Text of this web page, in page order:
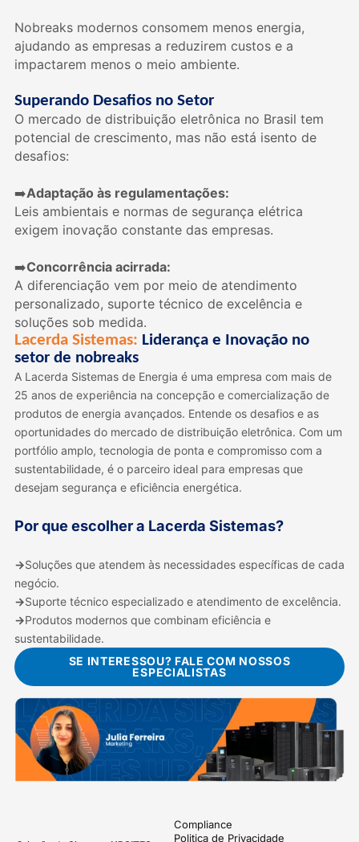
Nobreaks modernos consomem menos energia,
ajudando as empresas a reduzirem custos e a
impactarem menos o meio ambiente.
Superando Desafios no Setor
O mercado de distribuição eletrônica no Brasil tem
potencial de crescimento, mas não está isento de
desafios:
➡Adaptação às regulamentações:
Leis ambientais e normas de segurança elétrica
exigem inovação constante das empresas.
➡Concorrência acirrada:
A diferenciação vem por meio de atendimento
personalizado, suporte técnico de excelência e
soluções sob medida.
Lacerda Sistemas: Liderança e Inovação no
setor de nobreaks
A Lacerda Sistemas de Energia é uma empresa com mais de
25 anos de experiência na concepção e comercialização de
produtos de energia avançados. Entende os desafios e as
oportunidades do mercado de distribuição eletrônica. Com um
portfólio amplo, tecnologia de ponta e compromisso com a
sustentabilidade, é o parceiro ideal para empresas que
desejam segurança e eficiência energética.
Por que escolher a Lacerda Sistemas?
→Soluções que atendem às necessidades específicas de cada
negócio.
→Suporte técnico especializado e atendimento de excelência.
→Produtos modernos que combinam eficiência e
sustentabilidade.
SE INTERESSOU? FALE COM NOSSOS
ESPECIALISTAS
Compliance
Politica de Privacidade